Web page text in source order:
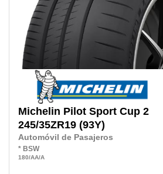
Michelin Pilot Sport Cup 2
245/35ZR19 (93Y)
Automóvil de Pasajeros
* BSW
180/AA/A